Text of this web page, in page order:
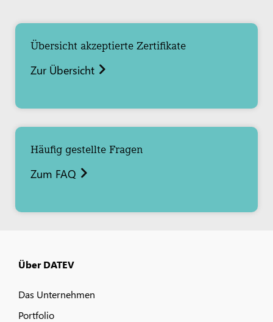
Übersicht akzeptierte Zertifikate
Zur Übersicht
Häufig gestellte Fragen
Zum FAQ
Über DATEV
Das Unternehmen
Portfolio